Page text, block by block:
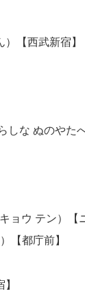
【西武新宿】
な ぬのやた
ョウ テン）【
【都庁前】